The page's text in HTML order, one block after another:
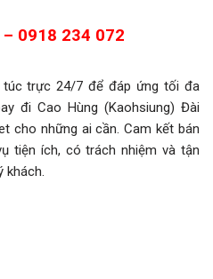
0918 234 072
túc trực 24/7 để đáp ứng tối đa
đi Cao Hùng (Kaohsiung) Đài
cho những ai cần. Cam kết bán
tiện ích, có trách nhiệm và tận
khách.